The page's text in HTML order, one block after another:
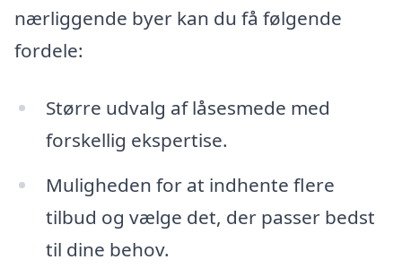
nærliggende byer kan du få følgende
fordele:
Større udvalg af låsesmede med
forskellig ekspertise.
Muligheden for at indhente flere
tilbud og vælge det, der passer bedst
til dine behov.